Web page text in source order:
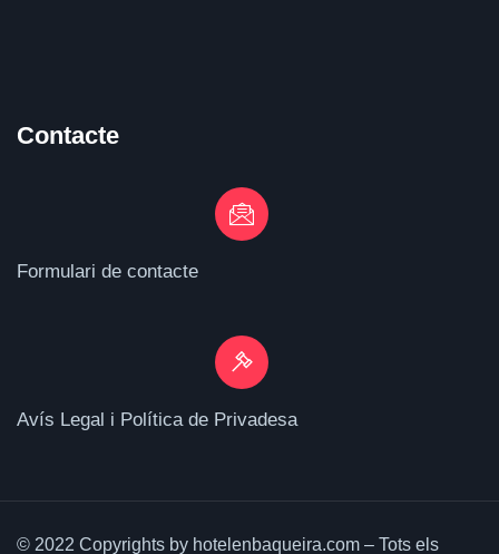
Contacte
Formulari de contacte
Avís Legal i Política de Privadesa
© 2022 Copyrights by hotelenbaqueira.com – Tots els